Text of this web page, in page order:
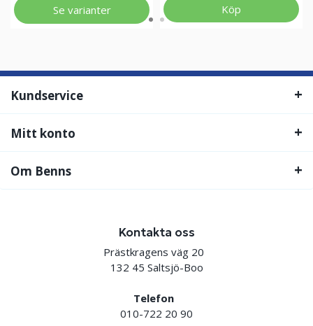
Se varianter Köp
Kundservice
Mitt konto
Om Benns
Kontakta oss
Prästkragens väg 20
132 45 Saltsjö-Boo
Telefon
010-722 20 90